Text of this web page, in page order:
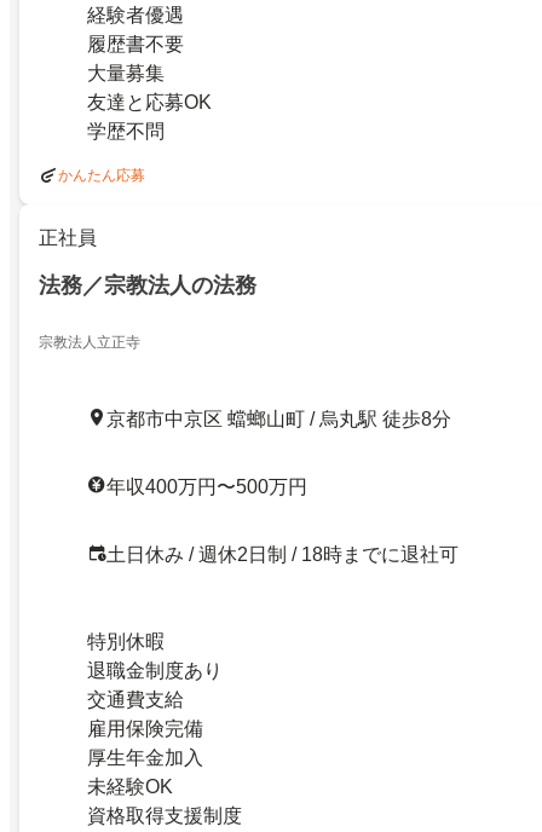
経験者優遇
履歴書不要
大量募集
友達と応募OK
学歴不問
かんたん応募
正社員
法務／宗教法人の法務
宗教法人立正寺
京都市中京区 蟷螂山町 / 烏丸駅 徒歩8分
年収400万円〜500万円
土日休み / 週休2日制 / 18時までに退社可
特別休暇
退職金制度あり
交通費支給
雇用保険完備
厚生年金加入
未経験OK
資格取得支援制度